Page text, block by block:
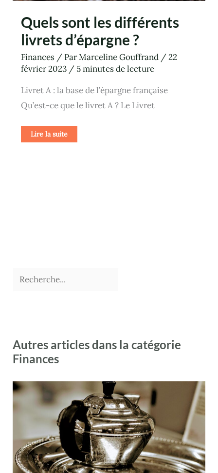
Quels sont les différents
livrets d’épargne ?
Finances / ParMarceline Gouffrand /22
février 2023 / 5 minutes de lecture
Livret A : la base de l’épargne française
Qu’est-ce que le livret A ? Le Livret
Lire la suite
Autres articles dans la catégorie
Finances